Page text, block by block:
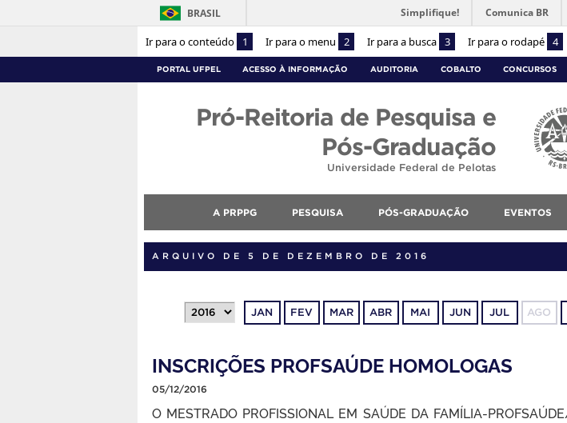
Ir para o conteúdo 1 Ir para o menu 2 Ir para a busca 3 Ir para o rodapé 4
BRASIL Simplifique! Comunica BR
PORTAL UFPEL ACESSO À INFORMAÇÃO AUDITORIA COBALTO CONCURSOS
Pró-Reitoria de Pesquisa e
Pós-Graduação
Universidade Federal de Pelotas
A PRPPG PESQUISA PÓS-GRADUAÇÃO EVENTOS
ARQUIVO DE 5 DE DEZEMBRO DE 2016
JAN FEV MAR ABR MAI JUN JUL AGO
INSCRIÇÕES PROFSAÚDE HOMOLOGAS
05/12/2016
O MESTRADO PROFISSIONAL EM SAÚDE DA FAMÍLIA-